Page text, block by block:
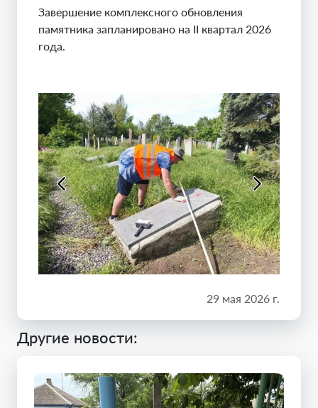
Завершение комплексного обновления
памятника запланировано на II квартал 2026
года.
29 мая 2026 г.
Другие новости: